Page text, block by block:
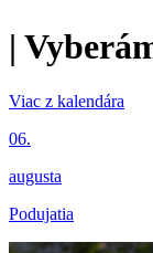
|
Viac z kalendára
06.
augusta
Podujatia